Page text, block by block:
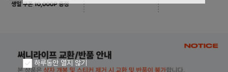
하루동안 열지 않기